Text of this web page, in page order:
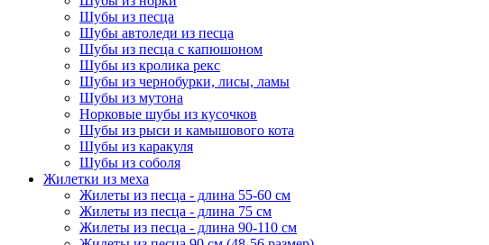
Шубы из песца
Шубы автоледи из песца
Шубы из песца с капюшоном
Шубы из кролика рекс
Шубы из чернобурки, лисы, ламы
Шубы из мутона
Норковые шубы из кусочков
Шубы из рыси и камышового кота
Шубы из каракуля
Шубы из соболя
Жилетки из меха
Жилеты из песца - длина 55-60 см
Жилеты из песца - длина 75 см
Жилеты из песца - длина 90-110 см